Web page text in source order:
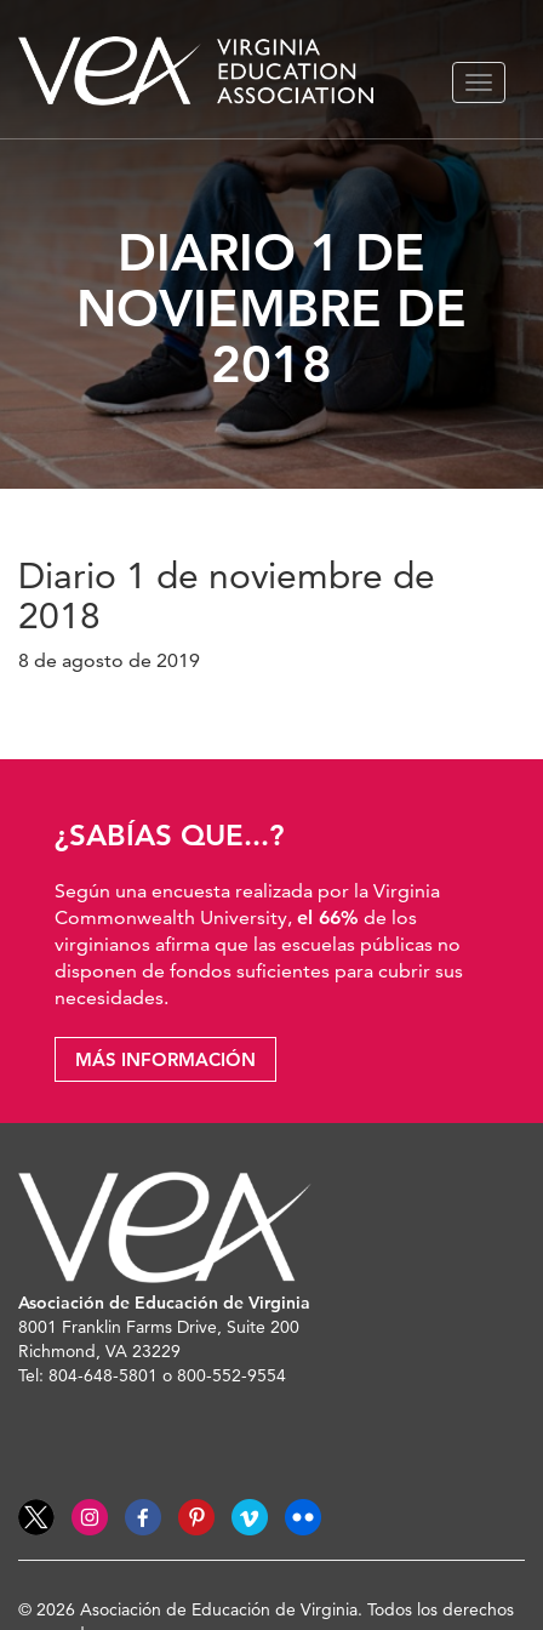
Ir
DIARIO 1 DE
NOVIEMBRE DE
2018
Diario 1 de noviembre de
2018
8 de agosto de 2019
¿SABÍAS QUE...?
Según una encuesta realizada por la Virginia
Commonwealth University, el 66% de los
virginianos afirma que las escuelas públicas no
disponen de fondos suficientes para cubrir sus
necesidades.
MÁS INFORMACIÓN
Asociación de Educación de Virginia
8001 Franklin Farms Drive, Suite 200
Richmond, VA 23229
Tel: 804-648-5801 o 800-552-9554
© 2026 Asociación de Educación de Virginia. Todos los derechos